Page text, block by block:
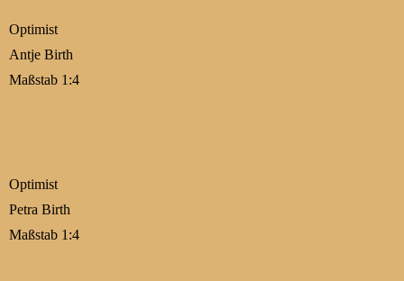
Optimist
Antje Birth
Maßstab 1:4
Optimist
Petra Birth
Maßstab 1:4